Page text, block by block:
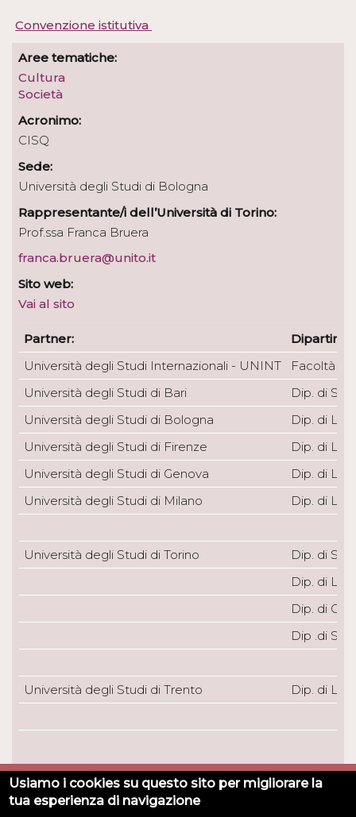
Convenzione istitutiva
Aree tematiche:
Cultura
Società
Acronimo:
CISQ
Sede:
Università degli Studi di Bologna
Rappresentante/i dell’Università di Torino:
Prof.ssa Franca Bruera
franca.bruera@unito.it
Sito web:
Vai al sito
Partner:
Università degli Studi Internazionali - UNINT
Facoltà di
Università degli Studi di Bari
Dip. di
Università degli Studi di Bologna
Dip. di
Università degli Studi di Firenze
Dip. di
Università degli Studi di Genova
Dip. di
Università degli Studi di Milano
Dip. di
Università degli Studi di Torino
Dip. di
Dip. di
Dip. di
Dip .di
Università degli Studi di Trento Dip. di
Universita degli Studi di Torino - Via Verdi, 8 - 10124 Torino
Usiamo i cookies su questo sito per migliorare la
tua esperienza di navigazione